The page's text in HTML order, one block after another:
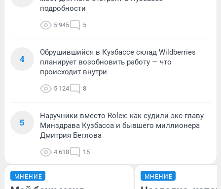
подробности
5 945 5
4
Обрушившийся в Кузбассе склад Wildberries
планирует возобновить работу — что
происходит внутри
5 124 8
5
Наручники вместо Rolex: как судили экс-главу
Минздрава Кузбасса и бывшего миллионера
Дмитрия Беглова
4 618 15
МНЕНИЕ МНЕНИЕ